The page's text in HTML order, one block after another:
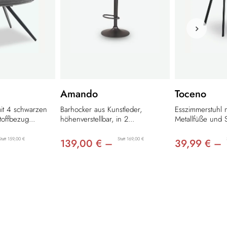
4 schwarzen
159,00 €
Amando
Barhocker aus Kunstleder,
höhenverstellbar, in 2...
139,00 € – Statt 169,00 €
Toceno
Metallfüße und
39,99 € –